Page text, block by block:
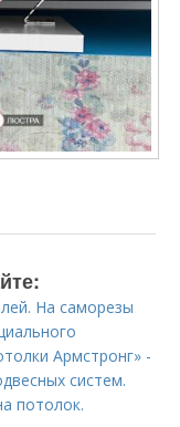
На саморезы
Армстронг» -
систем.
потолок.